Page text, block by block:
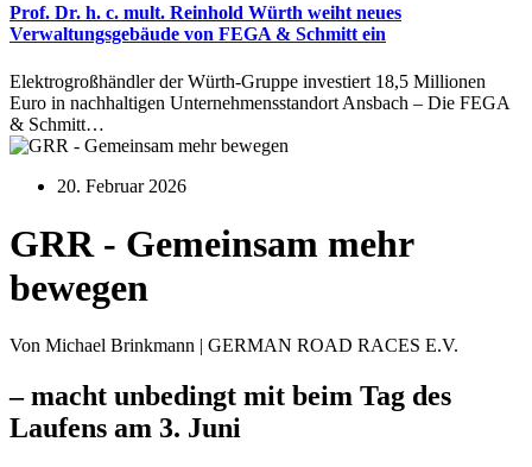
Prof. Dr. h. c. mult. Reinhold Würth weiht neues
Verwaltungsgebäude von FEGA & Schmitt ein
Elektrogroßhändler der Würth-Gruppe investiert 18,5 Millionen
Euro in nachhaltigen Unternehmensstandort Ansbach – Die FEGA
& Schmitt…
20. Februar 2026
GRR - Gemeinsam mehr
bewegen
Von Michael Brinkmann | GERMAN ROAD RACES E.V.
– macht unbedingt mit beim Tag des
Laufens am 3. Juni